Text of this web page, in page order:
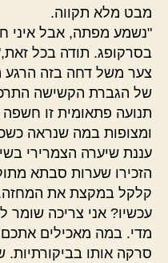
מבט מלא תקווה.
"נשמע מפתה, אבל איני
בסרקופג. תודה בכל
צער משל דחה בזה הרגע
של הגברת הקשישה
תנועה פתאומית זו חשפה
ומצופות במה שנראה
עננת שיערה הצמרירי
הזכירו שערות סבתא
קלקל במקצת את המחזה.
עכשיו? אני צריכה שומר
מדי. במה מאכילים
סרקה אותו בביקורתיות.